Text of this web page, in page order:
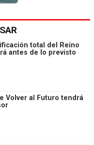
total del Reino
antes de lo previsto
Volver al Futuro tendrá